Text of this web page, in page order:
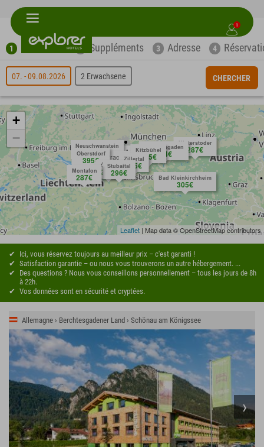
1
1 Recherche 2 Suppléments 3 Adresse 4
07. - 09.08.2026 2 Erwachsene CHERCHER
Berchtesgaden
404€
Zillertal
305€
Stubaital
296€
Ötztal
287€
Oberstdorf
395€
Neuschwanstein
395€
Montafon
287€
Kitzbühel
305€
Hinterstoder
287€
Bad Kleinkirchheim
305€
Anfragen
Anfragen
+
−
Leaflet | Map data © OpenStreetMap contributors
Ici, vous réservez toujours au meilleur prix – c'est garanti !
Satisfaction garantie – ou nous vous trouverons un autre hébergement. ...
Des questions ? Nous vous conseillons personnellement – tous les jours de 8h
à 22h.
Vos données sont en sécurité et cryptées.
Allemagne › Berchtesgadener Land › Schönau am Königssee